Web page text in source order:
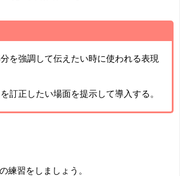
を強調して伝えたい時に使われる表現
訂正したい場面を提示して導入する。
練習をしましょう。